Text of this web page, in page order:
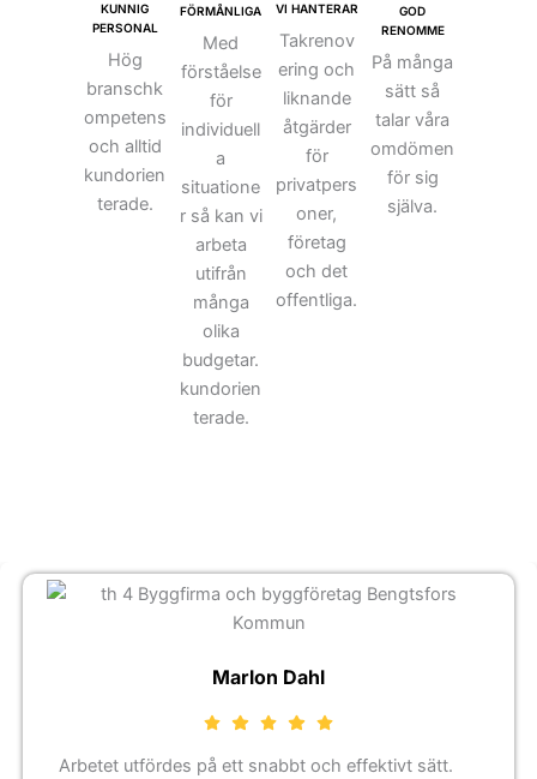
KUNNIG
PERSONAL
Hög
branschk
ompetens
och alltid
kundorien
terade.
FÖRMÅNLIGA
Med
förståelse
för
individuell
a
situatione
r så kan vi
arbeta
utifrån
många
olika
budgetar.
kundorien
terade.
VI HANTERAR
Takrenov
ering och
liknande
åtgärder
för
privatpers
oner,
företag
och det
offentliga.
GOD
RENOMME
På många
sätt så
talar våra
omdömen
för sig
själva.
Marlon Dahl
Arbetet utfördes på ett snabbt och effektivt sätt.